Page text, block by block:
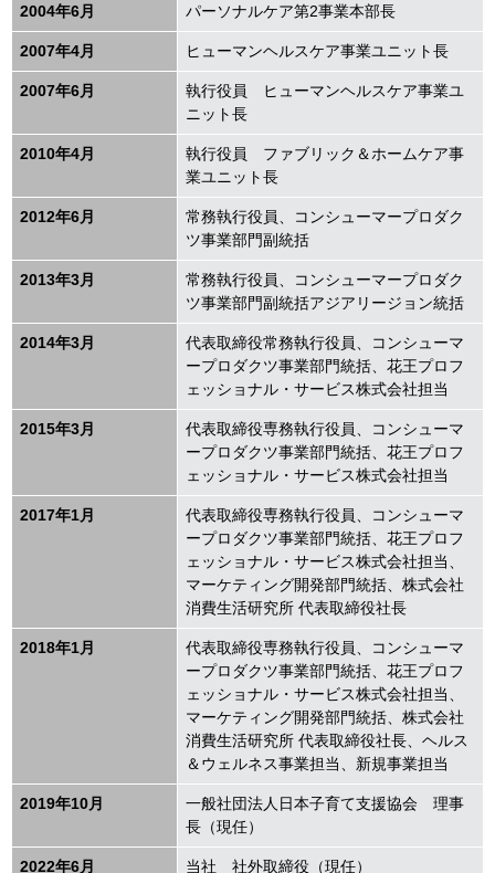
2004年6月 パーソナルケア第2事業本部長
2007年4月 ヒューマンヘルスケア事業ユニット長
2007年6月
執行役員 ヒューマンヘルスケア事業ユ
ニット長
2010年4月
執行役員 ファブリック＆ホームケア事
業ユニット長
2012年6月
常務執行役員、コンシューマープロダク
ツ事業部門副統括
2013年3月
常務執行役員、コンシューマープロダク
ツ事業部門副統括アジアリージョン統括
2014年3月
代表取締役常務執行役員、コンシューマ
ープロダクツ事業部門統括、花王プロフ
ェッショナル・サービス株式会社担当
2015年3月
代表取締役専務執行役員、コンシューマ
ープロダクツ事業部門統括、花王プロフ
ェッショナル・サービス株式会社担当
2017年1月
代表取締役専務執行役員、コンシューマ
ープロダクツ事業部門統括、花王プロフ
ェッショナル・サービス株式会社担当、
マーケティング開発部門統括、株式会社
消費生活研究所 代表取締役社長
2018年1月
代表取締役専務執行役員、コンシューマ
ープロダクツ事業部門統括、花王プロフ
ェッショナル・サービス株式会社担当、
マーケティング開発部門統括、株式会社
消費生活研究所 代表取締役社長、ヘルス
＆ウェルネス事業担当、新規事業担当
2019年10月
一般社団法人日本子育て支援協会 理事
長（現任）
2022年6月 当社 社外取締役（現任）